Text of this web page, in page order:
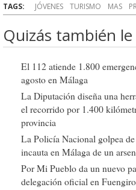
TAGS: JÓVENES TURISMO MAS
Quizás también
El 112 atiende 1.800
agosto en Málaga
La Diputación diseña una
el recorrido por 1.400
provincia
La Policía Nacional golpea
incauta en Málaga de un
Por Mi Pueblo da un nuevo
delegación oficial en